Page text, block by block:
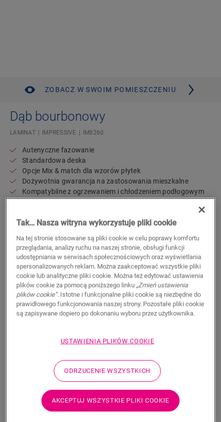
ZOBACZ W SWOIM POMIESZCZENIU
Dąb bourbonowy
LAMINAT IMPRESSIVE IM8260
Autenyczne fazowanie
Standardowa deska
Opcje Mix & match dla wzorów płytek
Dożywotnia gwarancja na zastosowania mieszkalne
Kompatybilne z ogrzewaniem i chłodzeniem podłogowym
134,96 PLN/m²
Sugerowana cena brutto
Dostępne wWarianty: 2
Znajdź dealera w swoim regionie
Chcesz zobaczyć tę podłogę na żywo? Nadal nurtują
Cię jakieś pytania? Nie ma problemu! Zawsze możesz
znaleźć dealera w swoim pobliżu.
Nie masz pewności, czy ta podłoga pasuje
Tak… Nasza witryna wykorzystuje pliki cookie
Na tej stronie stosowane są pliki cookie w celu poprawy komfortu
przeglądania, analizy ruchu na naszej stronie, obsługi funkcji
udostępniania w serwisach społecznościowych oraz wyświetlania
spersonalizowanych reklam. Można zaakceptować wszystkie pliki
cookie lub analityczne pliki cookie. Można też edytować ustawienia
plików cookie za pomocą poniższego linku „Zmień ustawienia
plików cookie”. Istotne i funkcjonalne pliki cookie są niezbędne do
prawidłowego funkcjonowania naszej strony. Pozostałe pliki cookie
są zapisywane dopiero po dokonaniu wyboru przez użytkownika.
USTAWIENIA PLIKÓW COOKIE
ODRZUCENIE WSZYSTKICH
AKCEPTUJ WSZYSTKIE PLIKI COOKIE